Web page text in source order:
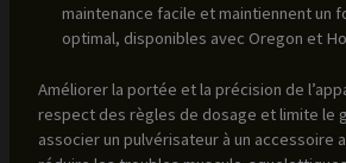
maintenance facile et maintiennent un
optimal, disponibles avec Oregon et
Améliorer la portée et la précision de
respect des règles de dosage et limite le
associer un pulvérisateur à un accessoire